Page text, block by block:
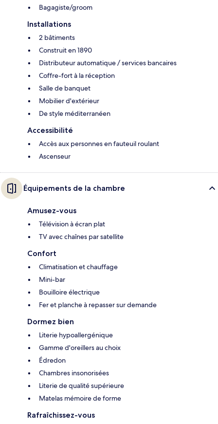
Bagagiste/groom
Installations
2 bâtiments
Construit en 1890
Distributeur automatique / services bancaires
Coffre-fort à la réception
Salle de banquet
Mobilier d'extérieur
De style méditerranéen
Accessibilité
Accès aux personnes en fauteuil roulant
Ascenseur
Équipements de la chambre
Amusez-vous
Télévision à écran plat
TV avec chaînes par satellite
Confort
Climatisation et chauffage
Mini-bar
Bouilloire électrique
Fer et planche à repasser sur demande
Dormez bien
Literie hypoallergénique
Gamme d'oreillers au choix
Édredon
Chambres insonorisées
Literie de qualité supérieure
Matelas mémoire de forme
Rafraîchissez-vous